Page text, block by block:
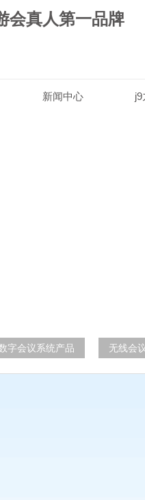
会真人第一品牌
新闻中心
字会议系统产品 无线会